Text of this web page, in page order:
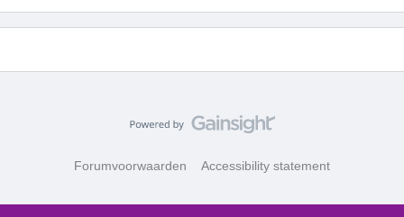
Forumvoorwaarden Accessibility statement